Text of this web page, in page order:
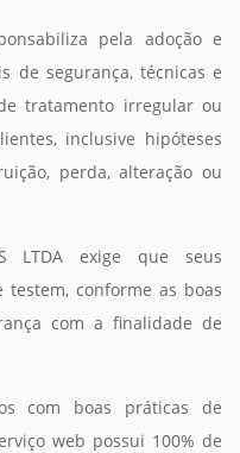
pela adoção e
de segurança, técnicas e
tratamento irregular ou
inclusive hipóteses
perda, alteração ou
LTDA exige que seus
conforme as boas
com a finalidade de
com boas práticas de
web possui 100% de